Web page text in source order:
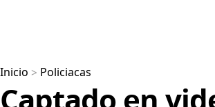
Inicio > Policiacas